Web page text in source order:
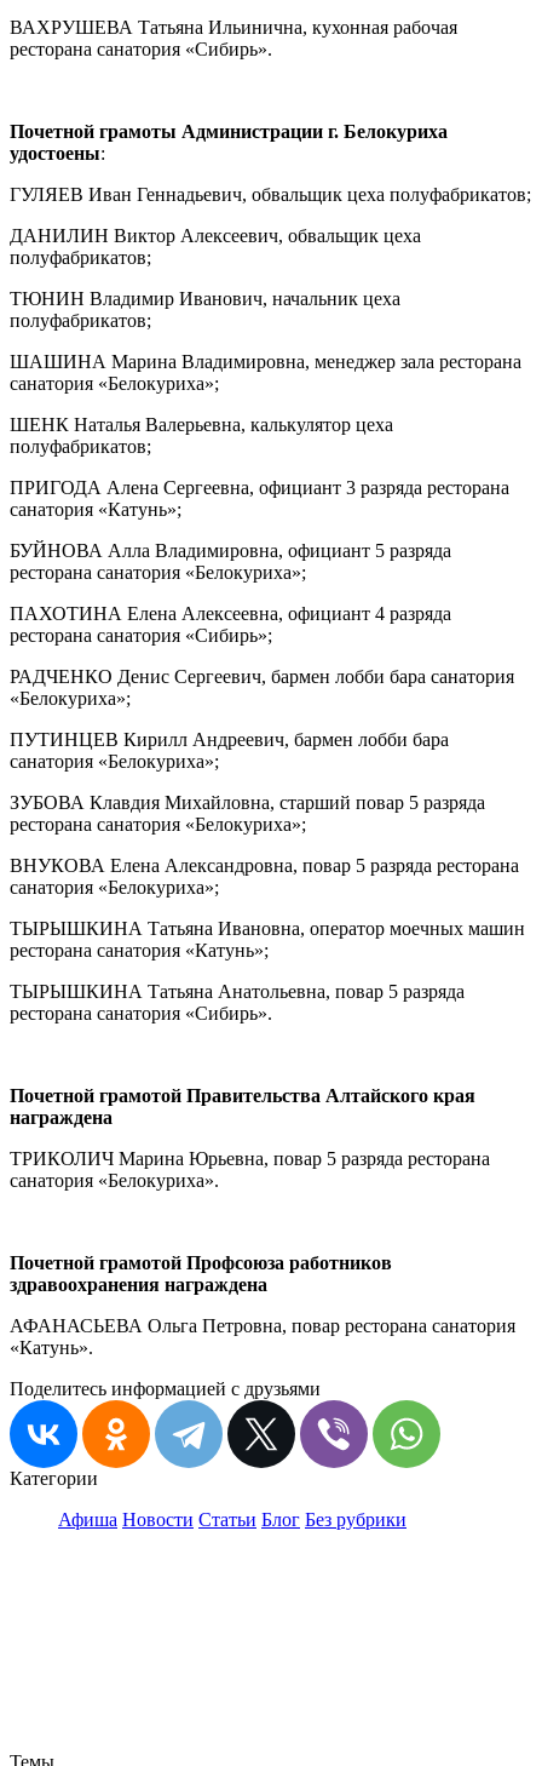
ВАХРУШЕВА Татьяна Ильинична, кухонная рабочая
ресторана санатория «Сибирь».
Почетной грамоты Администрации г. Белокуриха
удостоены:
ГУЛЯЕВ Иван Геннадьевич, обвальщик цеха полуфабрикатов;
ДАНИЛИН Виктор Алексеевич, обвальщик цеха
полуфабрикатов;
ТЮНИН Владимир Иванович, начальник цеха
полуфабрикатов;
ШАШИНА Марина Владимировна, менеджер зала ресторана
санатория «Белокуриха»;
ШЕНК Наталья Валерьевна, калькулятор цеха
полуфабрикатов;
ПРИГОДА Алена Сергеевна, официант 3 разряда ресторана
санатория «Катунь»;
БУЙНОВА Алла Владимировна, официант 5 разряда
ресторана санатория «Белокуриха»;
ПАХОТИНА Елена Алексеевна, официант 4 разряда
ресторана санатория «Сибирь»;
РАДЧЕНКО Денис Сергеевич, бармен лобби бара санатория
«Белокуриха»;
ПУТИНЦЕВ Кирилл Андреевич, бармен лобби бара
санатория «Белокуриха»;
ЗУБОВА Клавдия Михайловна, старший повар 5 разряда
ресторана санатория «Белокуриха»;
ВНУКОВА Елена Александровна, повар 5 разряда ресторана
санатория «Белокуриха»;
ТЫРЫШКИНА Татьяна Ивановна, оператор моечных машин
ресторана санатория «Катунь»;
ТЫРЫШКИНА Татьяна Анатольевна, повар 5 разряда
ресторана санатория «Сибирь».
Почетной грамотой Правительства Алтайского края
награждена
ТРИКОЛИЧ Марина Юрьевна, повар 5 разряда ресторана
санатория «Белокуриха».
Почетной грамотой Профсоюза работников
здравоохранения награждена
АФАНАСЬЕВА Ольга Петровна, повар ресторана санатория
«Катунь».
Поделитесь информацией с друзьями
Категории
Афиша Новости Статьи Блог Без рубрики
Темы